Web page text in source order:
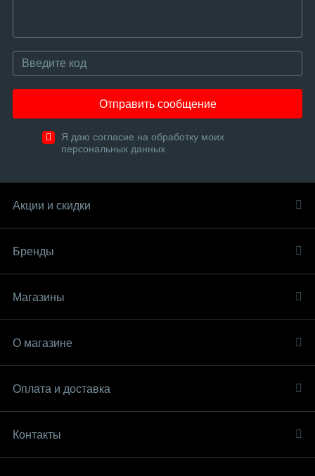
Отправить сообщение
Я даю согласие на обработку моих
персональных данных
Акции и скидки
Бренды
Магазины
О магазине
Оплата и доставка
Контакты